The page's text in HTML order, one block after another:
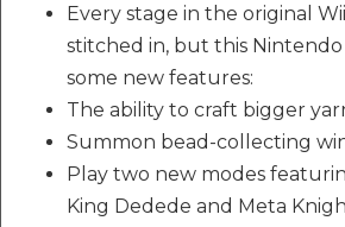
Every stage in the original
stitched in, but this Nintendo
some new features:
The ability to craft bigger
Summon bead-collecting
Play two new modes
King Dedede and Meta